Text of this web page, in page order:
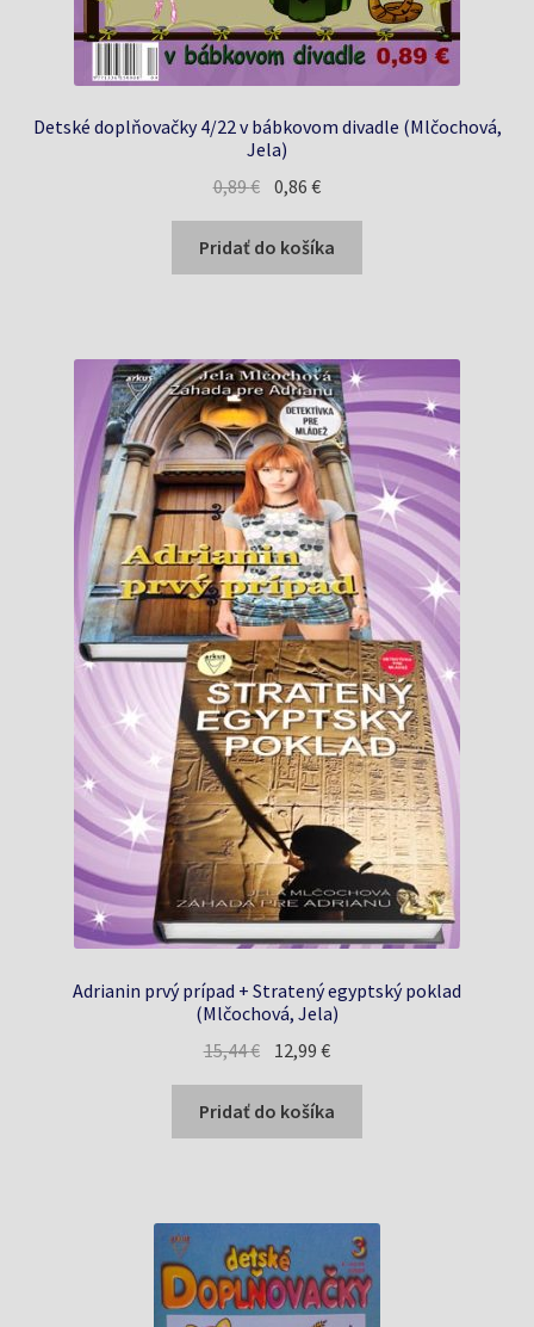
Detské doplňovačky 4/22 v bábkovom divadle (Mlčochová,
Jela)
0,89€ Pôvodná
cena
bola:
0,89 €.
0,86€Aktuálna
cena
je:
0,86 €.
Pridať do košíka
Adrianin prvý prípad + Stratený egyptský poklad
(Mlčochová, Jela)
15,44€ Pôvodná
bola:
15,44 €.
12,99€Aktuálna
je:
12,99 €.
Pridať do košíka